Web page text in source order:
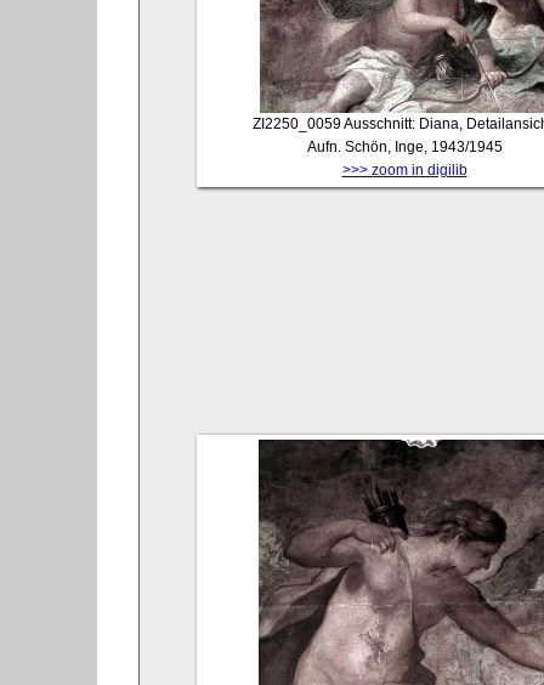
ZI2250_0059Ausschnitt: Diana,
Aufn. Schön, Inge, 1943/1945
>>> zoom in digilib